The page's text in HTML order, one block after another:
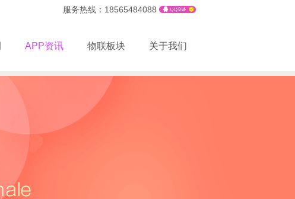
服务热线：18565484088
APP资讯 物联板块 关于我们